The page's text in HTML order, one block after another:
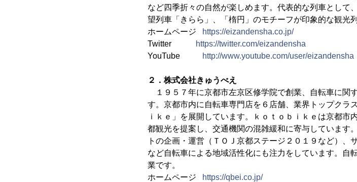
など四季折々の自然が楽しめます。代表的な列車として
望列車「きらら」、「楕円」のモチーフが印象的な観光
ホームページ
https://eizandensha.co.jp/
Twitter
https://twitter.com/eizandensha
YouTube
http://www.youtube.com/user/eizandensha
２．株式会社きゅうべえ
１９５７年に京都市左京区修学院で創業、自転車に関
す。京都市内に自転車専門店を６店舗、業界トップクラ
ｉｋｅ」を展開しています。ｋｏｔｏｂｉｋｅは京都
都観光を提案し、交通機関の混雑緩和に寄与しています
トの企画・運営（ＴＯＪ京都ステージ２０１９など）
など自転車による地域活性化にも注力をしています。自
業です。
ホームページ
https://qbei.co.jp/